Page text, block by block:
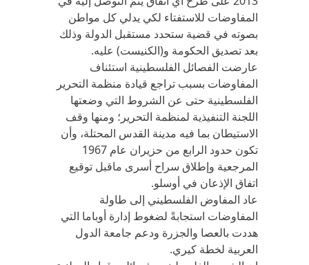
المفاوضات للاستفتاء لكي يدلي كل مواطن
بصوته في قضية ستحدد مستقبل الدولة وذلك
بعد تصديق الحكومة و(الكنيست) عليه.
عارضت الفصائل الفلسطينية استئناف
المفاوضات بسبب تراجع قيادة منظمة التحرير
الفلسطينية حتى عن الشروط التي وضعتها
اللجنة التنفيذية لمنظمة التحرير؛ ومنها وقف
الاستيطان بما فيه مدينة القدس المحتلة، وأن
تكون حدود الرابع من حزيران عام 1967
المرجعية وإطلاق سراح أسرى ماقبل توقيع
اتفاق الإذعان في أوسلو.
عاد المفاوض الفلسطيني إلى طاولة
المفاوضات استجابةً لضغوط إدارة أوباما التي
هددت بالعصا والجزرة ودعم جامعة الدول
العربية لخطة كيري.